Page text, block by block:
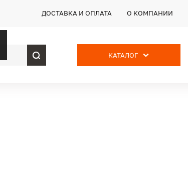
ДОСТАВКА И ОПЛАТА О КОМПАНИИ
КАТАЛОГ